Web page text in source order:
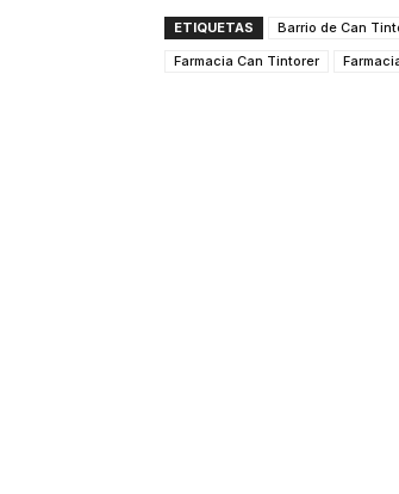
ETIQUETAS Barrio de Can
Farmacia Can Tintorer